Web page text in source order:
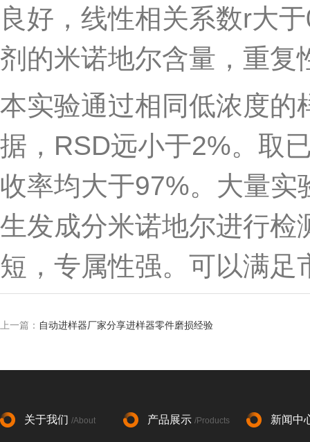
良好，线性相关系数r大于
剂的米诺地尔含量，重复
本实验通过相同低浓度的
据， RSD远小于2%。取
收率均大于97%。大量实
生发成分米诺地尔进行检
短，专属性强。可以满足
上一篇： 自动进样器厂家分享进样器零件磨损经验
关于我们 /About 产品展示 /Products 新闻中